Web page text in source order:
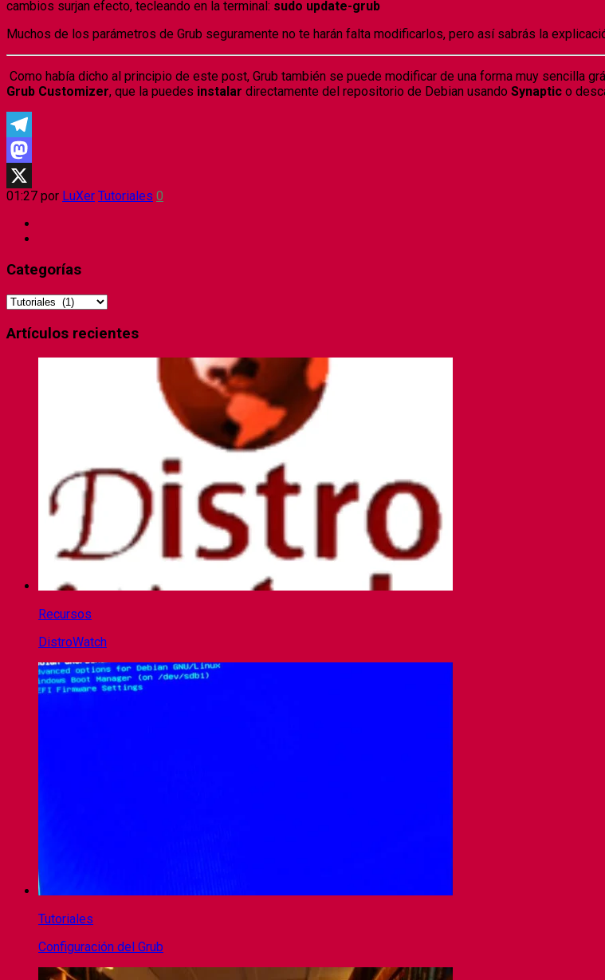
cambios surjan efecto, tecleando en la terminal: sudo update-grub
Muchos de los parámetros de Grub seguramente no te harán falta modificarlos, pero así sabrás la
Como había dicho al principio de este post, Grub también se puede modificar de una forma muy sencilla
Grub Customizer, que la puedes instalar directamente del repositorio de Debian usando Synaptic o
Telegram
Mastodon
X
01:27 por LuXer Tutoriales 0
Categorías
Categorías
Artículos recientes
Recursos
DistroWatch
Tutoriales
Configuración del Grub